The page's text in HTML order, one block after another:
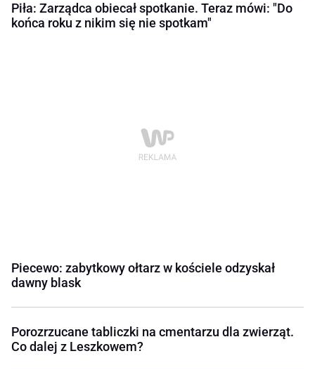
Piła: Zarządca obiecał spotkanie. Teraz mówi: "Do
końca roku z nikim się nie spotkam"
Piecewo: zabytkowy ołtarz w kościele odzyskał
dawny blask
Porozrzucane tabliczki na cmentarzu dla zwierząt.
Co dalej z Leszkowem?